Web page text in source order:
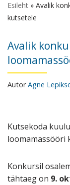
Esileht » Avalik
kutsetele
Avalik
AutorAgne
Kutsekoda
loomamassööri
Konkursil
tähtaeg on 9.